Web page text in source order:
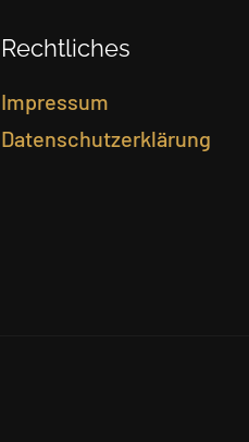
Rechtliches
Impressum
Datenschutzerklärung